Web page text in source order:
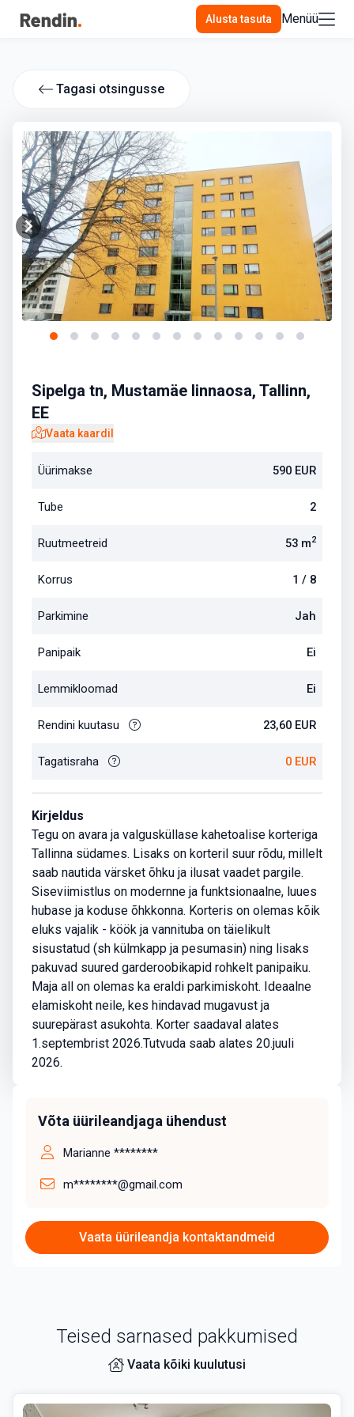
Alusta tasuta Menüü
Tagasi otsingusse
Sipelga tn, Mustamäe linnaosa, Tallinn,
EE
Vaata kaardil
Üürimakse 590 EUR
Tube 2
Ruutmeetreid 53 m2
Korrus 1 / 8
Parkimine Jah
Panipaik Ei
Lemmikloomad Ei
Rendini kuutasu 23,60 EUR
Tagatisraha 0 EUR
Kirjeldus
Tegu on avara ja valgusküllase kahetoalise korteriga
Tallinna südames. Lisaks on korteril suur rõdu, millelt
saab nautida värsket õhku ja ilusat vaadet pargile.
Siseviimistlus on modernne ja funktsionaalne, luues
hubase ja koduse õhkkonna. Korteris on olemas kõik
eluks vajalik - köök ja vannituba on täielikult
sisustatud (sh külmkapp ja pesumasin) ning lisaks
pakuvad suured garderoobikapid rohkelt panipaiku.
Maja all on olemas ka eraldi parkimiskoht. Ideaalne
elamiskoht neile, kes hindavad mugavust ja
suurepärast asukohta. Korter saadaval alates
1.septembrist 2026.Tutvuda saab alates 20.juuli
2026.
Võta üürileandjaga ühendust
Marianne ********
m********@gmail.com
Vaata üürileandja kontaktandmeid
Teised sarnased pakkumised
Vaata kõiki kuulutusi